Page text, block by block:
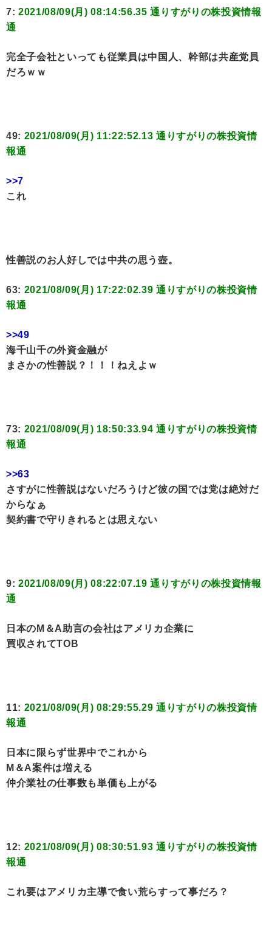
7: 2021/08/09(月) 08:14:56.35 通りすがりの株投資情報
通
完全子会社といっても従業員は中国人、幹部は共産党員
だろｗｗ
49: 2021/08/09(月) 11:22:52.13 通りすがりの株投資情
報通
>>7
これ
性善説のお人好しでは中共の思う壺。
63: 2021/08/09(月) 17:22:02.39 通りすがりの株投資情
報通
>>49
海千山千の外資金融が
まさかの性善説？！！！ねえよｗ
73: 2021/08/09(月) 18:50:33.94 通りすがりの株投資情
報通
>>63
さすがに性善説はないだろうけど彼の国では党は絶対だ
からなぁ
契約書で守りきれるとは思えない
9: 2021/08/09(月) 08:22:07.19 通りすがりの株投資情報
通
日本のМ＆A助言の会社はアメリカ企業に
買収されてTOB
11: 2021/08/09(月) 08:29:55.29 通りすがりの株投資情
報通
日本に限らず世界中でこれから
М＆A案件は増える
仲介業社の仕事数も単価も上がる
12: 2021/08/09(月) 08:30:51.93 通りすがりの株投資情
報通
これ要はアメリカ主導で食い荒らすって事だろ？